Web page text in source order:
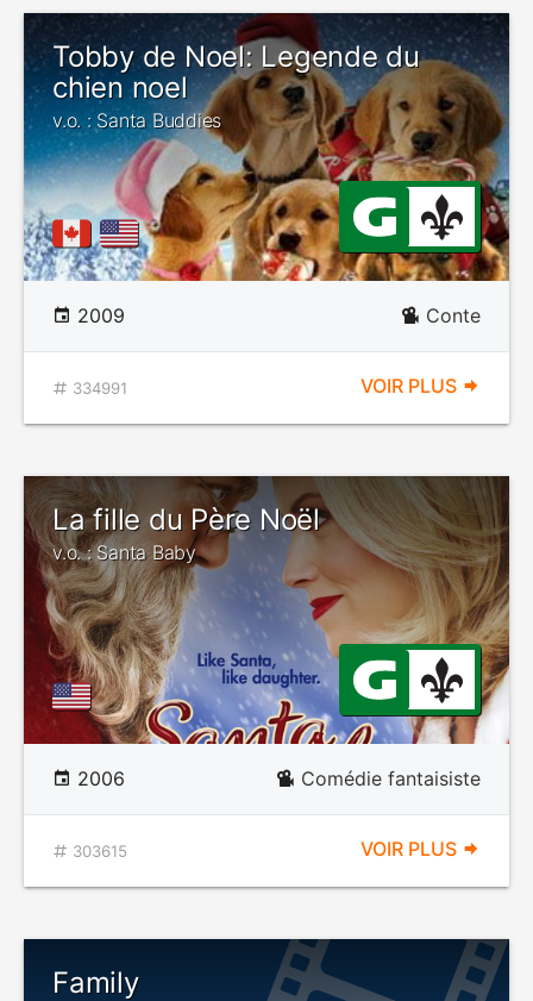
Tobby de Noel: Legende du
chien noel
v.o. : Santa Buddies
2009 Conte
334991 VOIR PLUS
La fille du Père Noël
v.o. : Santa Baby
2006 Comédie fantaisiste
303615 VOIR PLUS
Family